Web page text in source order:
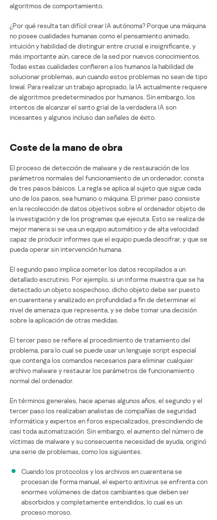
algoritmos de comportamiento.
¿Por qué resulta tan difícil crear IA autónoma? Porque una máquina
no posee cualidades humanas como el pensamiento animado,
intuición y habilidad de distinguir entre crucial e insignificante, y
más importante aún, carece de la sed por nuevos conocimientos.
Todas estas cualidades confieren a los humanos la habilidad de
solucionar problemas, aun cuando estos problemas no sean de tipo
lineal. Para realizar un trabajo apropiado, la IA actualmente requiere
de algoritmos predeterminados por humanos. Sin embargo, los
intentos de alcanzar el santo grial de la verdadera IA son
incesantes y algunos incluso dan señales de éxito.
Coste de la mano de obra
El proceso de detección de malware y de restauración de los
parámetros normales del funcionamiento de un ordenador, consta
de tres pasos básicos. La regla se aplica al sujeto que sigue cada
uno de los pasos, sea humano o máquina. El primer paso consiste
en la recolección de datos objetivos sobre el ordenador objeto de
la investigación y de los programas que ejecuta. Esto se realiza de
mejor manera si se usa un equipo automático y de alta velocidad
capaz de producir informes que el equipo pueda descifrar, y que se
pueda operar sin intervención humana.
El segundo paso implica someter los datos recopilados a un
detallado escrutinio. Por ejemplo, si un informe muestra que se ha
detectado un objeto sospechoso, dicho objeto debe ser puesto
en cuarentena y analizado en profundidad a fin de determinar el
nivel de amenaza que representa, y se debe tomar una decisión
sobre la aplicación de otras medidas.
El tercer paso se refiere al procedimiento de tratamiento del
problema, para lo cual se puede usar un lenguaje script especial
que contenga los comandos necesarios para eliminar cualquier
archivo malware y restaurar los parámetros de funcionamiento
normal del ordenador.
En términos generales, hace apenas algunos años, el segundo y el
tercer paso los realizaban analistas de compañías de seguridad
informática y expertos en foros especializados, prescindiendo de
casi toda automatización. Sin embargo, el aumento del número de
víctimas de malware y su consecuente necesidad de ayuda, originó
una serie de problemas, como los siguientes:
Cuando los protocolos y los archivos en cuarentena se
procesan de forma manual, el experto antivirus se enfrenta con
enormes volúmenes de datos cambiantes que deben ser
absorbidos y completamente entendidos, lo cual es un
proceso moroso.